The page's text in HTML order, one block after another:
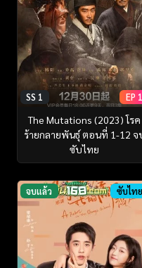
SS 1 EP 1
The Mutations (2023) โรค
ร้ายกลายพันธุ์ ตอนที่ 1-12 จ
ซับไทย
จบแล้ว ซับไทย